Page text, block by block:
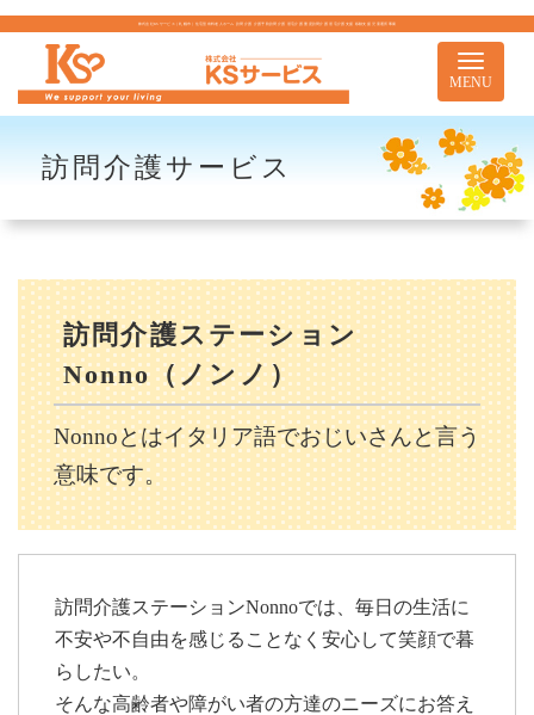
株式会社KSサービス｜札幌市｜住宅型有料老人ホーム 訪問介護 介護予防訪問介護 居宅介護 重度訪問介護 居宅介護支援 移動支援 児童通所事業
Toggle
MENU
訪問介護サービス
訪問介護ステーション
Nonno（ノンノ）
Nonnoとはイタリア語でおじいさんと言う
意味です。
訪問介護ステーションNonnoでは、毎日の生活に
不安や不自由を感じることなく安心して笑顔で暮
らしたい。
そんな高齢者や障がい者の方達のニーズにお答え